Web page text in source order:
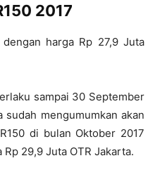
2017
harga Rp 27,9 Juta
sampai 30 September
sudah mengumumkan akan
di bulan Oktober 2017
29,9 Juta OTR Jakarta.